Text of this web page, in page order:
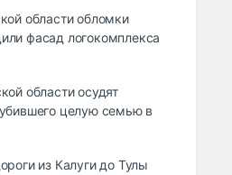
области обломки
фасад логокомплекса
области осудят
целую семью в
из Калуги до Тулы